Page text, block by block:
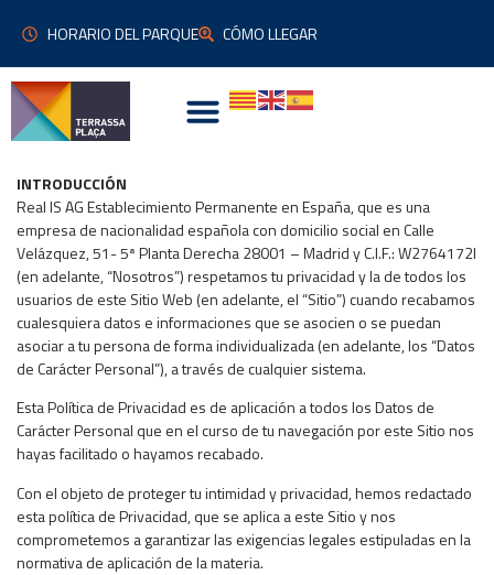
HORARIO DEL PARQUE CÓMO LLEGAR
INTRODUCCIÓN
Real IS AG Establecimiento Permanente en España, que es una
empresa de nacionalidad española con domicilio social en Calle
Velázquez, 51- 5ª Planta Derecha 28001 – Madrid y C.I.F.: W2764172I
(en adelante, “Nosotros”) respetamos tu privacidad y la de todos los
usuarios de este Sitio Web (en adelante, el “Sitio”) cuando recabamos
cualesquiera datos e informaciones que se asocien o se puedan
asociar a tu persona de forma individualizada (en adelante, los “Datos
de Carácter Personal”), a través de cualquier sistema.
Esta Política de Privacidad es de aplicación a todos los Datos de
Carácter Personal que en el curso de tu navegación por este Sitio nos
hayas facilitado o hayamos recabado.
Con el objeto de proteger tu intimidad y privacidad, hemos redactado
esta política de Privacidad, que se aplica a este Sitio y nos
comprometemos a garantizar las exigencias legales estipuladas en la
normativa de aplicación de la materia.